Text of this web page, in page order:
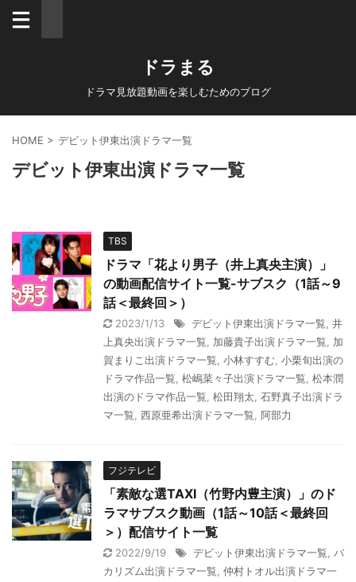
ドラまる
ドラマ見放題動画を楽しむためのブログ
HOME > デビット伊東出演ドラマ一覧
デビット伊東出演ドラマ一覧
TBS
ドラマ「花より男子（井上真央主演）」
の動画配信サイト一覧-サブスク（1話～9
話＜最終回＞）
2023/1/13 デビット伊東出演ドラマ一覧 井
上真央出演ドラマ一覧
加藤貴子出演ドラマ一覧
加
賀まりこ出演ドラマ一覧 小林すすむ 小栗旬出演の
ドラマ作品一覧 松嶋菜々子出演ドラマ一覧 松本潤
出演のドラマ作品一覧 松田翔太 石野真子出演ドラ
マ一覧 西原亜希出演ドラマ一覧 阿部力
フジテレビ
「素敵な選TAXI（竹野内豊主演）」のド
ラマサブスク動画（1話～10話＜最終回
＞）配信サイト一覧
2022/9/19 デビット伊東出演ドラマ一覧
バ
カリズム出演ドラマ一覧 仲村トオル出演ドラマ一